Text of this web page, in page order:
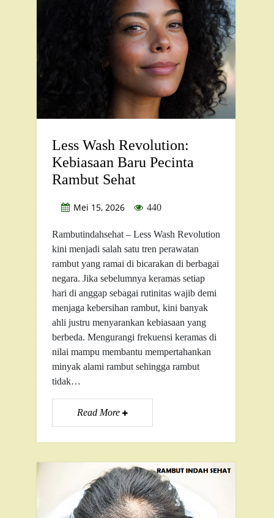
Less Wash Revolution:
Kebiasaan Baru Pecinta
Rambut Sehat
Mei 15, 2026 440
Rambutindahsehat – Less Wash Revolution
kini menjadi salah satu tren perawatan
rambut yang ramai di bicarakan di berbagai
negara. Jika sebelumnya keramas setiap
hari di anggap sebagai rutinitas wajib demi
menjaga kebersihan rambut, kini banyak
ahli justru menyarankan kebiasaan yang
berbeda. Mengurangi frekuensi keramas di
nilai mampu membantu mempertahankan
minyak alami rambut sehingga rambut
tidak…
Read More